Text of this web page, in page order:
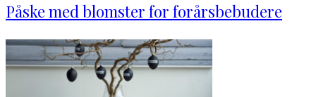
Påske med blomster for forårsbebudere